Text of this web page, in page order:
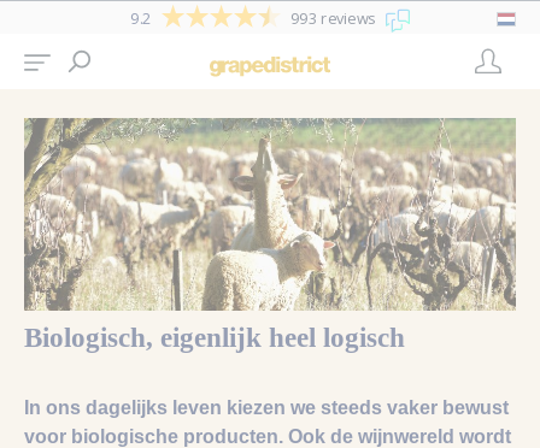
9.2 993 reviews
Biologisch, eigenlijk heel logisch
In ons dagelijks leven kiezen we steeds vaker bewust
voor biologische producten. Ook de wijnwereld wordt